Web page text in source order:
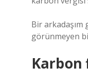
Bir arkadaşım
görünmeyen
Karbon